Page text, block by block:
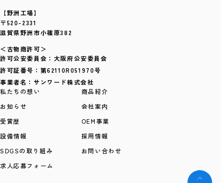
【野洲工場】
〒520-2331
滋賀県野洲市小篠原382
＜古物商許可＞
許可公安委員会：大阪府公安委員会
許可証番号：第62110R051970号
事業者名：サンワード株式会社
私たちの想い
商品紹介
お知らせ
会社案内
受賞歴
OEM事業
設備情報
採用情報
SDGSの取り組み
お問い合わせ
求人応募フォーム